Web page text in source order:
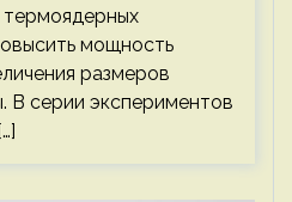
мощность
размеров
В серии экспериментов